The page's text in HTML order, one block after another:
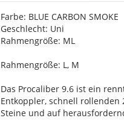
Farbe: BLUE CARBON SMOKE
Geschlecht: Uni
Rahmengröße: ML
Rahmengröße: L, M
Das Procaliber 9.6 ist ein
Entkoppler, schnell rollenden
Steine und auf